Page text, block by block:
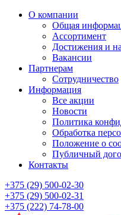
О компании
Общая
Ассортимент
Достижения и
Вакансии
Партнерам
Сотрудничество
Информация
Все акции
Новости
Политика
Обработка
Положение о
Публичный
Контакты
+375 (29) 500-02-30
+375 (29) 500-02-31
+375 (222) 74-78-00